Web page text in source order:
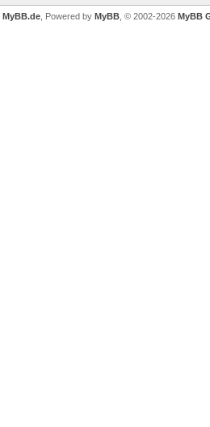
MyBB.de, Powered by MyBB, © 2002-2026 MyBB